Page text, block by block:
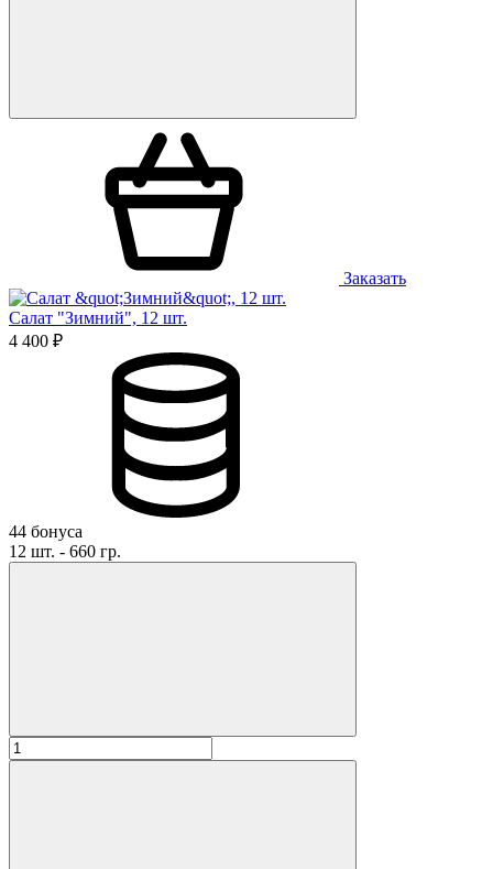
Заказать
Салат "Зимний", 12 шт.
4 400 ₽
44 бонуса
12 шт. - 660 гр.